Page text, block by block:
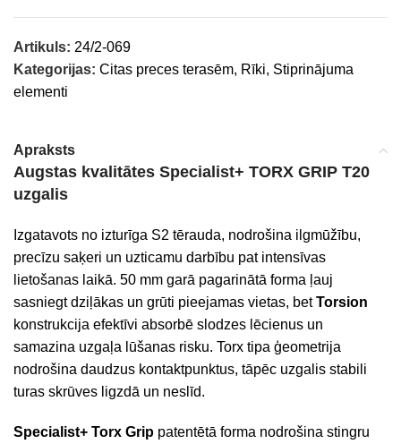
Artikuls: 24/2-069
Kategorijas: Citas preces terasēm, Rīki, Stiprinājuma
elementi
Apraksts
Augstas kvalitātes Specialist+ TORX GRIP T20
uzgalis
Izgatavots no izturīga S2 tērauda, nodrošina ilgmūžību,
precīzu saķeri un uzticamu darbību pat intensīvas
lietošanas laikā. 50 mm garā pagarinātā forma ļauj
sasniegt dziļākas un grūti pieejamas vietas, betTorsion
konstrukcija efektīvi absorbē slodzes lēcienus un
samazina uzgaļa lūšanas risku. Torx tipa ģeometrija
nodrošina daudzus kontaktpunktus, tāpēc uzgalis stabili
turas skrūves ligzdā un neslīd.
Specialist+ Torx Grip patentētā forma nodrošina stingru